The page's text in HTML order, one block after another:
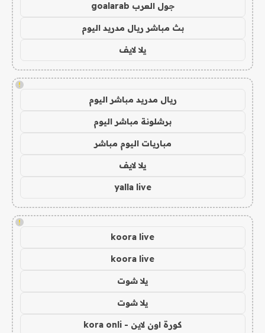
جول العرب goalarab
بث مباشر ريال مدريد اليوم
يلا لايف
!
ريال مدريد مباشر اليوم
برشلونة مباشر اليوم
مباريات اليوم مباشر
يلا لايف
yalla live
!
koora live
koora live
يلا شوت
يلا شوت
كورة اون لاين - kora onli